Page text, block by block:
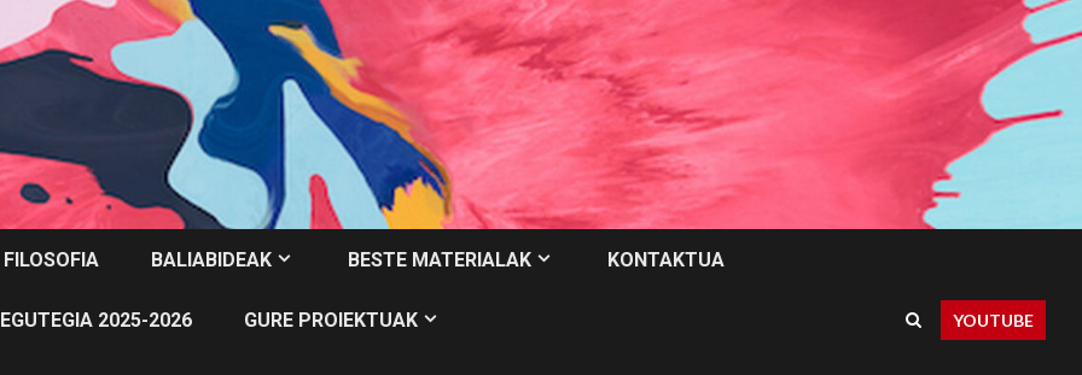
FILOSOFIA BALIABIDEAK BESTE MATERIALAK KONTAKTUA
EGUTEGIA 2025-2026 GURE PROIEKTUAK YOUTUBE